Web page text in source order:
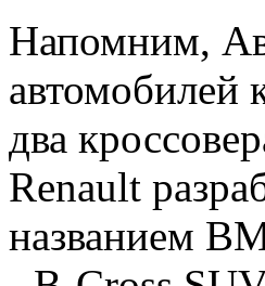
Напомним,
автомобилей
два
Renault
названием